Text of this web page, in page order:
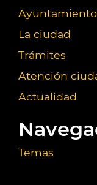
Ayuntamiento
La ciudad
Trámites
Atención
Actualidad
Temas